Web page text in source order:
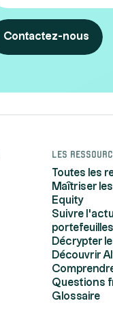
Contactez-nous
Les
Toutes les
Maîtriser
Equity
Suivre
portefeuilles
Décrypter
Découvrir
Questions
Glossaire